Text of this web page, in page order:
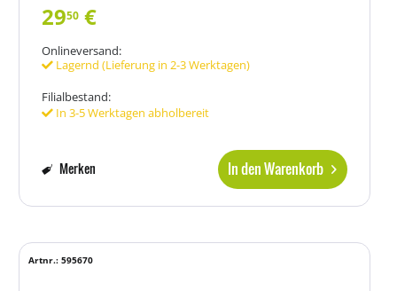
2950 €
Onlineversand:
Lagernd (Lieferung in 2-3 Werktagen)
Filialbestand:
In 3-5 Werktagen abholbereit
In den Warenkorb
Merken
Artnr.: 595670